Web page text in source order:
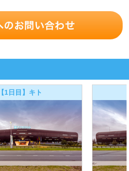
【1日目】キト